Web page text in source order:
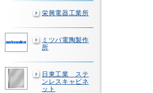
栄興電器工業所
ミツバ電陶製作
所
日東工業 ステ
ンレスキャビネ
ット